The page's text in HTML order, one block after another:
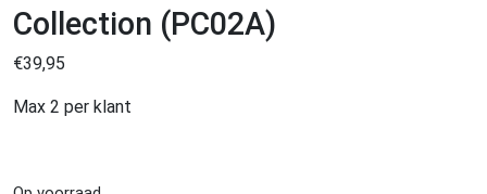
Collection (PC02A)
€39,95
Max 2 per klant